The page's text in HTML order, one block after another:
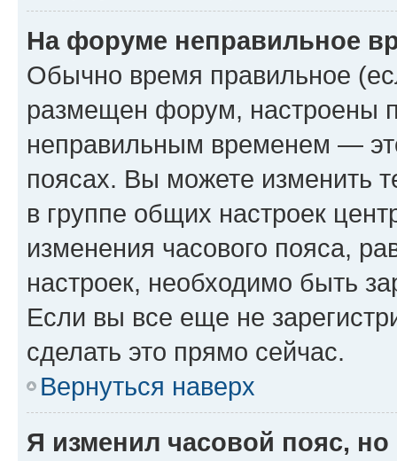
На форуме неправильное
Обычно время правильное
размещен форум, настроены
неправильным временем —
поясах. Вы можете изменить
в группе общих настроек
изменения часового пояса,
настроек, необходимо быть
Если вы все еще не
сделать это прямо сейчас.
Вернуться наверх
Я изменил часовой пояс,